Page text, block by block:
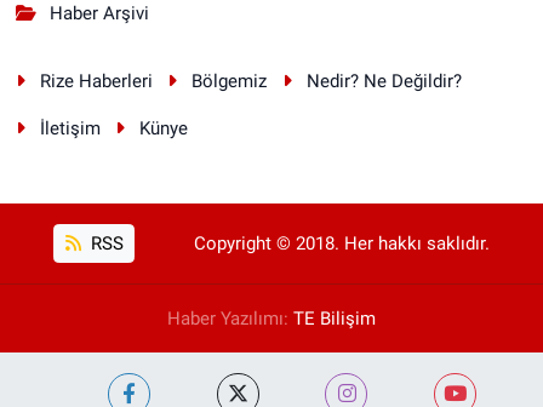
Haber Arşivi
Rize Haberleri Bölgemiz Nedir? Ne Değildir?
İletişim Künye
RSS Copyright © 2018. Her hakkı saklıdır.
Haber Yazılımı: TE Bilişim